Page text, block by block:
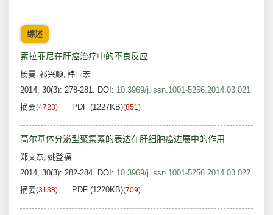
综述
索拉菲尼在肝癌治疗中的不良反应
杨曼, 祁兴顺, 韩国宏
2014, 30(3): 278-281. DOI: 10.3969/j.issn.1001-5256.2014.03.021
摘要(4723) PDF (1227KB)(851)
高尔基体分泌型聚集素的表达在肝细胞癌进展中的作用
郑文杰, 姚登福
2014, 30(3): 282-284. DOI: 10.3969/j.issn.1001-5256.2014.03.022
摘要(3138) PDF (1220KB)(709)